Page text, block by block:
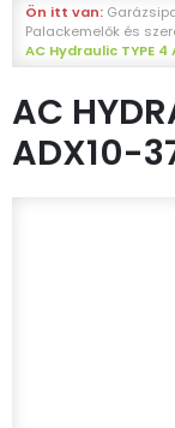
Ön itt van:
Palackemelők és
AC Hydraulic TYPE
AC
ADX10-